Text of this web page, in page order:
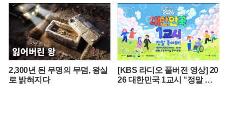
2,300년 된 무명의 무덤, 왕실
로 밝혀지다
[KBS 라디오 풀버전 영상] 20
26 대한민국 1교시 “정말 좋